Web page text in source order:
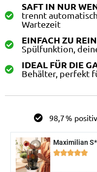
SAFT IN NUR
trennt
Wartezeit
EINFACH ZU
Spülfunktion,
IDEAL FÜR DIE
Behälter, perfekt
98,7 %
Maximilian
